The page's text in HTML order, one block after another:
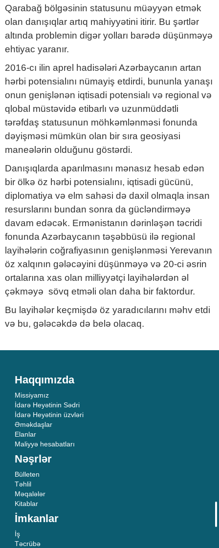
Qarabağ bölgəsinin statusunu müəyyən etmək
olan danışıqlar artıq mahiyyətini itirir. Bu şərtlər
altında problemin digər yolları barədə düşünməyə
ehtiyac yaranır.
2016-cı ilin aprel hadisələri Azərbaycanın artan
hərbi potensialını nümayiş etdirdi, bununla yanaşı
onun genişlənən iqtisadi potensialı və regional və
qlobal müstəvidə etibarlı və uzunmüddətli
tərəfdaş statusunun möhkəmlənməsi fonunda
dəyişməsi mümkün olan bir sıra geosiyasi
maneələrin olduğunu göstərdi.
Danışıqlarda aparılmasını mənasız hesab edən
bir ölkə öz hərbi potensialını, iqtisadi gücünü,
diplomatiya və elm sahəsi də daxil olmaqla insan
resurslarını bundan sonra da gücləndirməyə
davam edəcək. Ermənistanın dərinləşən təcridi
fonunda Azərbaycanın təşəbbüsü ilə regional
layihələrin coğrafiyasının genişlənməsi Yerevanın
öz xalqının gələcəyini düşünməyə və 20-ci əsrin
ortalarına xas olan milliyyətçi layihələrdən əl
çəkməyə sövq etməli olan daha bir faktordur.
Bu layihələr keçmişdə öz yaradıcılarını məhv etdi
və bu, gələcəkdə də belə olacaq.
Haqqımızda
Missiyamız
İdarə Heyətinin Sədri
İdarə Heyətinin üzvləri
Əməkdaşlar
Elanlar
Maliyyə hesabatları
Nəşrlər
Bülleten
Təhlil
Məqalələr
Kitablar
İmkanlar
İş
Təcrübə